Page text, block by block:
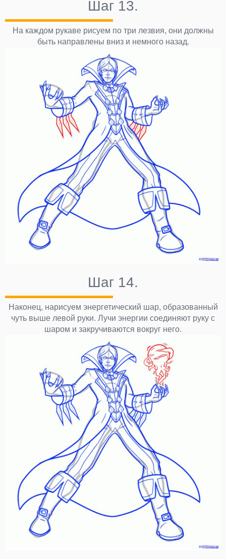
Шаг 13.
На каждом рукаве рисуем по три лезвия, они должны
быть направлены вниз и немного назад.
Шаг 14.
Наконец, нарисуем энергетический шар, образованный
чуть выше левой руки. Лучи энергии соединяют руку с
шаром и закручиваются вокруг него.